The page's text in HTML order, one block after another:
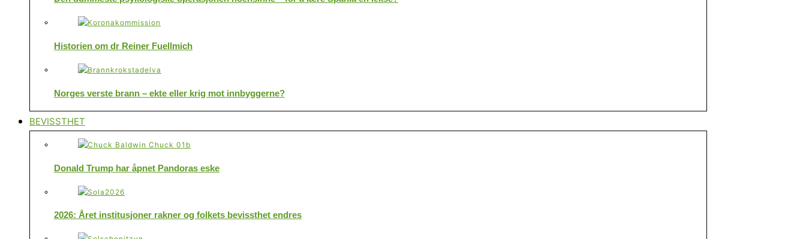
Historien om dr Reiner Fuellmich
Norges verste brann – ekte eller krig mot innbyggerne?
BEVISSTHET
Donald Trump har åpnet Pandoras eske
2026: Året institusjoner rakner og folkets bevissthet endres